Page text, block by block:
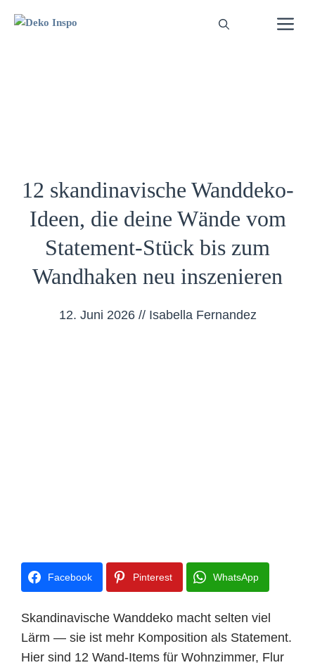
Inhalt
12 skandinavische Wanddeko-
Ideen, die deine Wände vom
Statement-Stück bis zum
Wandhaken neu inszenieren
12. Juni 2026 // Isabella Fernandez
Facebook Pinterest WhatsApp
Skandinavische Wanddeko macht selten viel
Lärm — sie ist mehr Komposition als Statement.
Hier sind 12 Wand-Items für Wohnzimmer, Flur